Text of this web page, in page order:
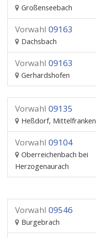
Großenseebach
Vorwahl 09163
Dachsbach
Vorwahl 09163
Gerhardshofen
Vorwahl 09135
Heßdorf, Mittelfranken
Vorwahl 09104
Oberreichenbach bei
Herzogenaurach
Vorwahl 09546
Burgebrach